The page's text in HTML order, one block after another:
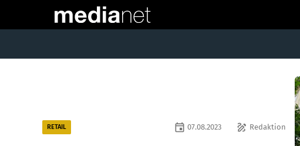
RETAIL draw Redaktion
event 07.08.2023